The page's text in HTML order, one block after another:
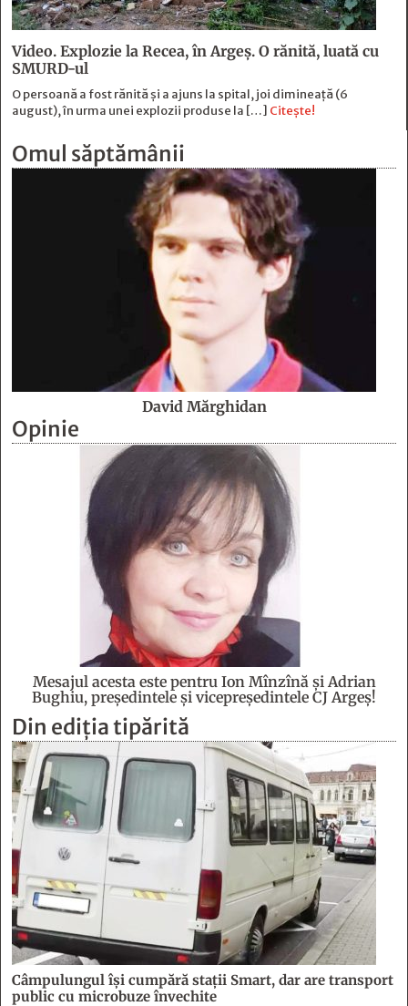
Video. Explozie la Recea, în Argeș. O rănită, luată cu
SMURD-ul
O persoană a fost rănită şi a ajuns la spital, joi dimineaţă (6
august), în urma unei explozii produse la […] Citește!
Omul săptămânii
David Mărghidan
Opinie
Mesajul acesta este pentru Ion Mînzînă şi Adrian
Bughiu, preşedintele şi vicepreşedintele CJ Argeş!
Din ediția tipărită
Câmpulungul îşi cumpără staţii Smart, dar are transport
public cu microbuze învechite